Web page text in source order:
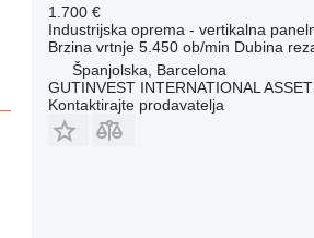
1.700 €
Industrijska oprema - vertikalna
Brzina vrtnje 5.450 ob/min Dubina
Španjolska, Barcelona
GUTINVEST INTERNATIONAL
Kontaktirajte prodavatelja